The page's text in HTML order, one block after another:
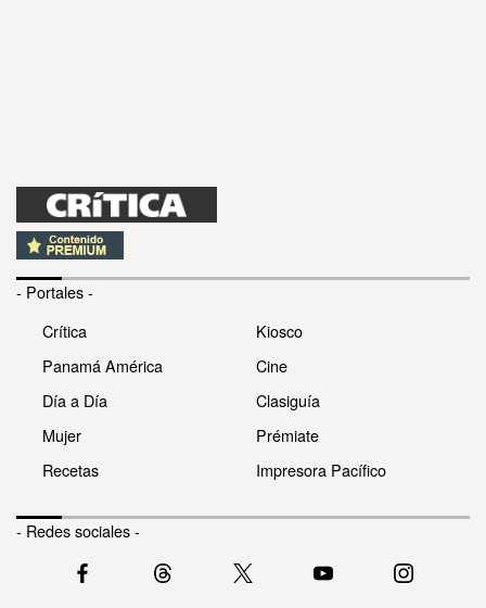
- Portales -
Crítica
Panamá América
Día a Día
Mujer
Recetas
Kiosco
Cine
Clasiguía
Prémiate
Impresora Pacífico
- Redes sociales -